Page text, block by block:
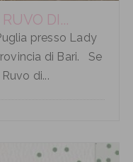
DI...
presso Lady
di Bari. Se
di...